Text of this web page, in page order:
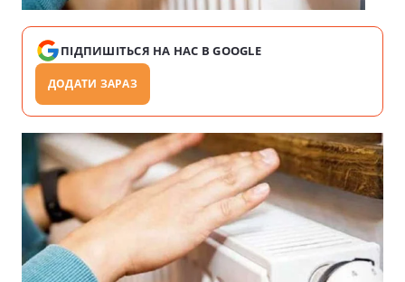
ПІДПИШІТЬСЯ НА НАС В GOOGLE
ДОДАТИ ЗАРАЗ